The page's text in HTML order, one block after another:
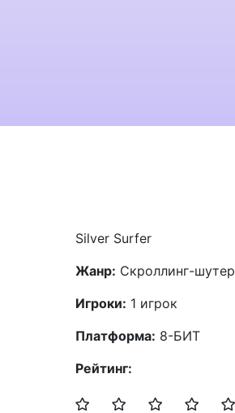
Silver Surfer
Жанр: Скроллинг-шутер
Игроки: 1 игрок
Платформа: 8-БИТ
Рейтинг: